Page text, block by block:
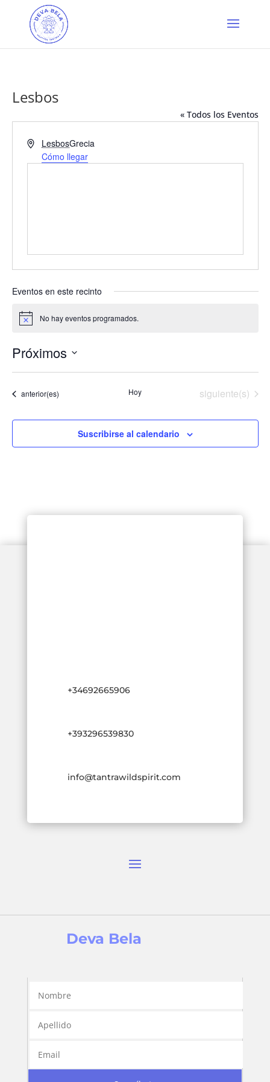
Lesbos
« Todos los Eventos
Dirección
LesbosGrecia
Cómo llegar
Eventos en este recinto
Aviso No hay eventos programados.
Próximos
fecha.
Eventos
anterior(es) Hoy Eventos
siguiente(s)
Suscribirse al calendario
+34692665906
+393296539830
info@tantrawildspirit.com
Deva Bela